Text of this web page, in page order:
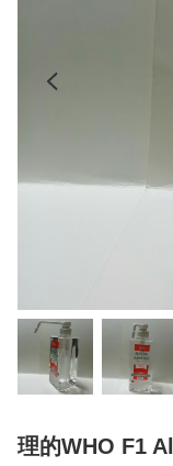
理的WHO F1